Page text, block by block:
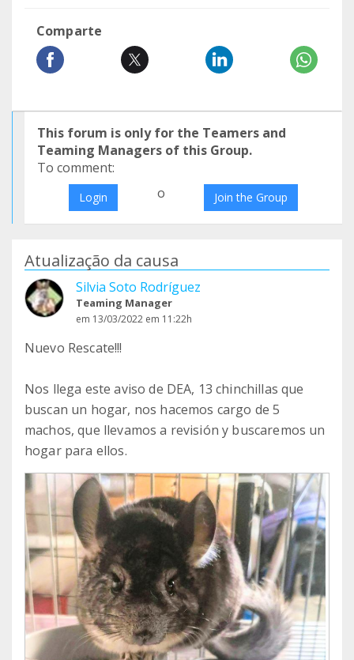
Comparte
This forum is only for the Teamers and
Teaming Managers of this Group.
To comment:
Login o Join the Group
Atualização da causa
Silvia Soto Rodríguez
Teaming Manager
em 13/03/2022 em 11:22h
Nuevo Rescate!!!
Nos llega este aviso de DEA, 13 chinchillas que
buscan un hogar, nos hacemos cargo de 5
machos, que llevamos a revisión y buscaremos un
hogar para ellos.